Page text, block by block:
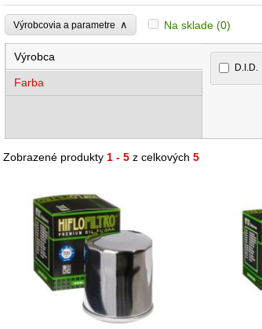
Výrobcovia a parametre ∧ Na sklade (0)
Výrobca
Farba
D.I.D.
Zobrazené produkty 1 - 5 z celkových5